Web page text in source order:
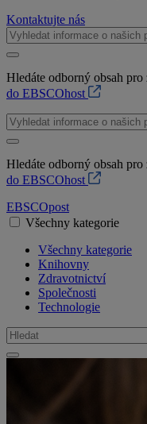
Kontaktujte nás
Hledáte odborný obsah
do EBSCOhost
Hledáte odborný obsah
do EBSCOhost
EBSCOpost
Všechny kategorie
Všechny kategorie
Knihovny
Zdravotnictví
Společnosti
Technologie